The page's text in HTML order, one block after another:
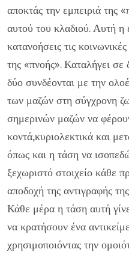
αποκτάς την εμπειριά της
αυτού του κλαδιού. Αυτή η
κατανοήσεις τις
της «πνοής». Καταλήγει σε
δύο συνδέονται με την
των μαζών στη σύγχρονη
σημερινών μαζών να
κοντά,κυριολεκτικά και
όπως και η τάση να
ξεχωριστό στοιχείο κάθε
αποδοχή της αντιγραφής
Κάθε μέρα η τάση αυτή
να κρατήσουν ένα
χρησιμοποιόντας την